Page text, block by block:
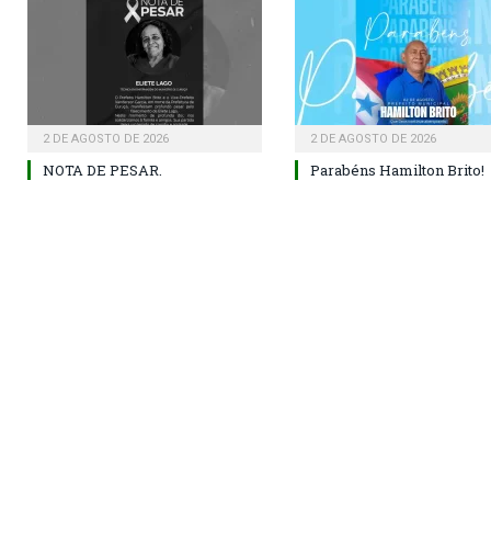
2 DE AGOSTO DE 2026
NOTA DE PESAR.
2 DE AGOSTO DE 2026
Parabéns Hamilton Brito!